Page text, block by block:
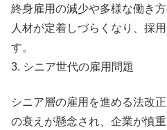
終身雇用の減少や多様な働き
人材が定着しづらくなり、採
す。
3. シニア世代の雇用問題
シニア層の雇用を進める法改
の衰えが懸念され、企業が慎